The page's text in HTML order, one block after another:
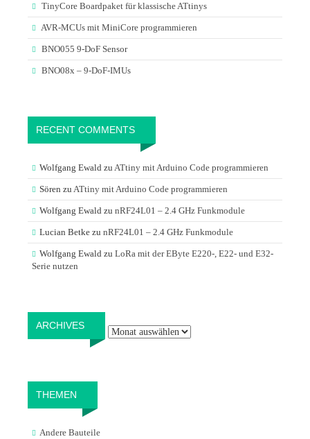
TinyCore Boardpaket für klassische ATtinys
AVR-MCUs mit MiniCore programmieren
BNO055 9-DoF Sensor
BNO08x – 9-DoF-IMUs
RECENT COMMENTS
Wolfgang Ewald zu ATtiny mit Arduino Code programmieren
Sören zu ATtiny mit Arduino Code programmieren
Wolfgang Ewald zu nRF24L01 – 2.4 GHz Funkmodule
Lucian Betke zu nRF24L01 – 2.4 GHz Funkmodule
Wolfgang Ewald zu LoRa mit der EByte E220-, E22- und E32-
Serie nutzen
ARCHIVES
THEMEN
Andere Bauteile